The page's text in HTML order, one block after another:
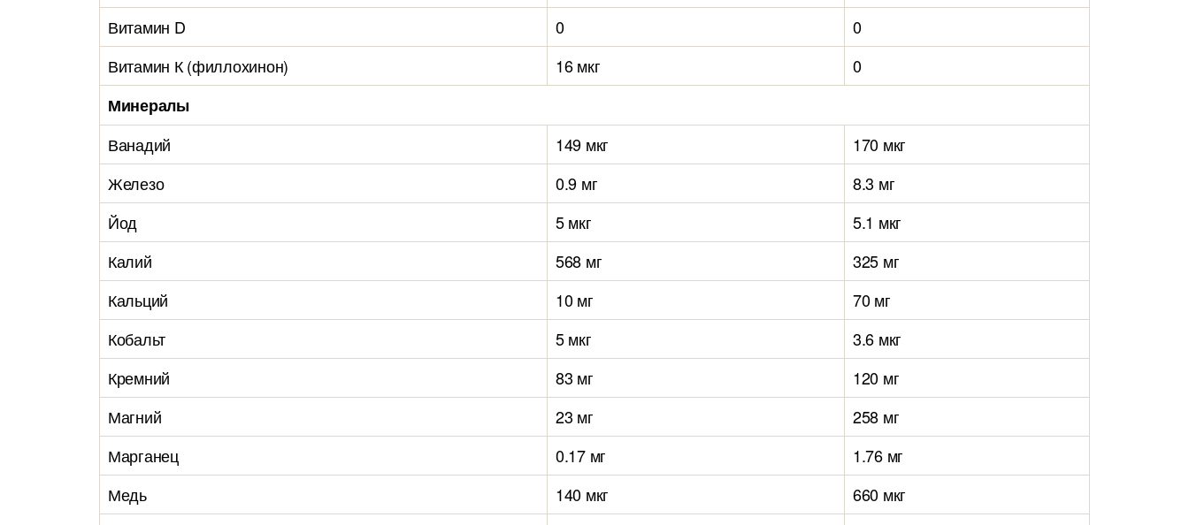
Витамин D
0
0
Витамин К (филлохинон)
16 мкг
0
Минералы
Ванадий
149 мкг
170 мкг
Железо
0.9 мг
8.3 мг
Йод
5 мкг
5.1 мкг
Калий
568 мг
325 мг
Кальций
10 мг
70 мг
Кобальт
5 мкг
3.6 мкг
Кремний
83 мг
120 мг
Магний
23 мг
258 мг
Марганец
0.17 мг
1.76 мг
Медь
140 мкг
660 мкг